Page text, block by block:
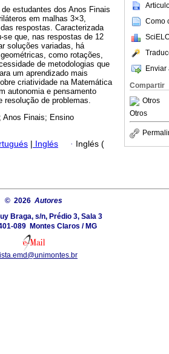
Como
Enviar
Compartir
Otros
Otros
estudantes dos Anos Finais
em malhas 3×3,
respostas. Caracterizada
se que, nas respostas de 12
soluções variadas, há
como rotações,
de metodologias que
um aprendizado mais
criatividade na Matemática
autonomia e pensamento
resolução de problemas.
Anos Finais; Ensino
| Inglés · Inglés (
© 2026 Autores
Braga, s/n, Prédio 3, Sala 3
089  Montes Claros / MG